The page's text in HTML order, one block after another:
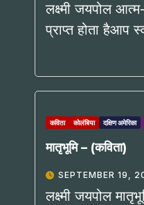
लक्ष्मी जयपोल
प्राप्त होता हैआप
कविता कोलंबिया दक्षिण अमेरिका
मातृभूमि – (कविता)
SEPTEMBER 19,
लक्ष्मी जयपोल